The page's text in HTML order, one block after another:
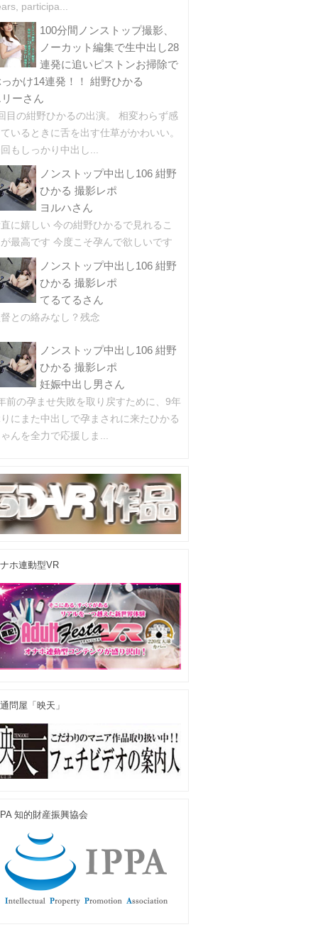
participa...
100分間ノンストップ撮影、
ノーカット編集で生中出し28
連発に追いピストンお掃除で
かけ14連発！！ 紺野ひかる
ーさん
目の紺野ひかるの出演。 相変わらず感
いるときに舌を出す仕草がかわいい。
もしっかり中出し...
ノンストップ中出し106 紺野
ひかる 撮影レポ
ヨルハさん
に嬉しい 今の紺野ひかるで見れるこ
最高です 今度こそ孕んで欲しいです
ノンストップ中出し106 紺野
ひかる 撮影レポ
てるてるさん
との絡みなし？残念
ノンストップ中出し106 紺野
ひかる 撮影レポ
妊娠中出し男さん
前の孕ませ失敗を取り戻すために、9年
にまた中出しで孕まされに来たひかる
んを全力で応援しま...
ホ連動型VR
問屋「映天」
知的財産振興協会